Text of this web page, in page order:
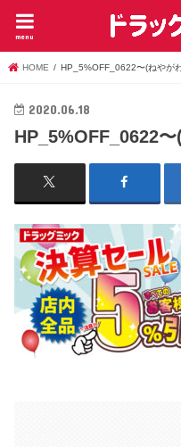
menu
HOME HP_5%OFF_0622〜(ねやが
2020.06.18
HP_5%OFF_0622